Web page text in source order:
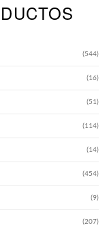
(544)
(16)
(51)
(114)
(14)
(454)
(9)
(207)